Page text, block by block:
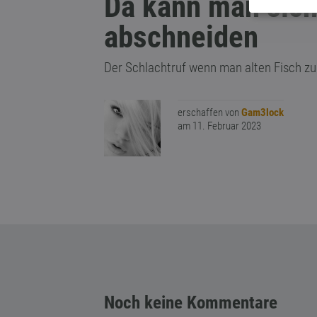
abschneiden
Der Schlachtruf wenn man alten Fisch
erschaffen von Gam3lock
am 11. Februar 2023
Noch keine Kommentare